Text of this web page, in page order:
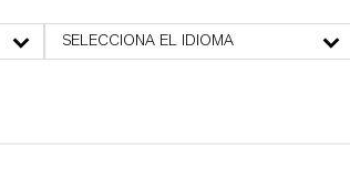
SELECCIONA EL IDIOMA